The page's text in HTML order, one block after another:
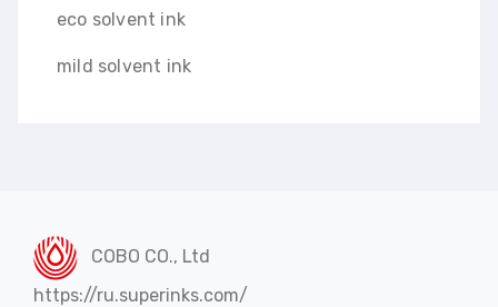
eco solvent ink
mild solvent ink
COBO CO., Ltd
https://ru.superinks.com/